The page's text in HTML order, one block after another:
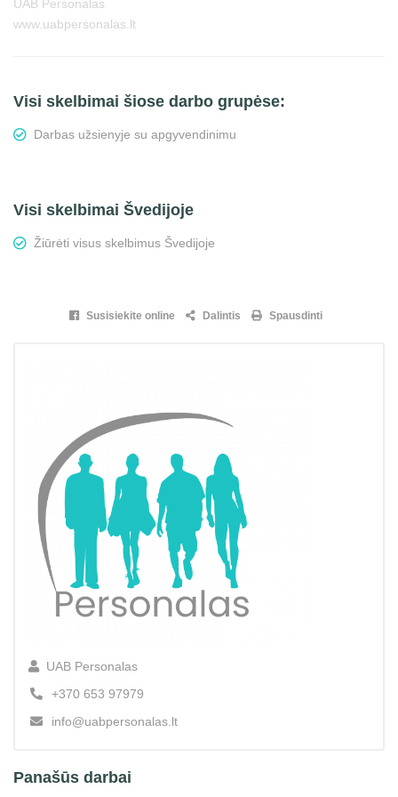
UAB Personalas
www.uabpersonalas.lt
Visi skelbimai šiose darbo grupėse:
Darbas užsienyje su apgyvendinimu
Visi skelbimai Švedijoje
Žiūrėti visus skelbimus Švedijoje
Susisiekite online Dalintis Spausdinti
UAB Personalas
+370 653 97979
info@uabpersonalas.lt
Panašūs darbai